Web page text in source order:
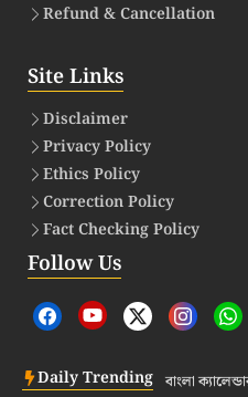
Refund & Cancellation
Site Links
Disclaimer
Privacy Policy
Ethics Policy
Correction Policy
Fact Checking Policy
Follow Us
Daily Trending বাংলা